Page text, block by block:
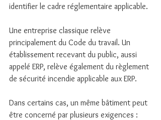
identifier le cadre réglementaire applicable.
Une entreprise classique relève
principalement du Code du travail. Un
établissement recevant du public, aussi
appelé ERP, relève également du règlement
de sécurité incendie applicable aux ERP.
Dans certains cas, un même bâtiment peut
être concerné par plusieurs exigences :